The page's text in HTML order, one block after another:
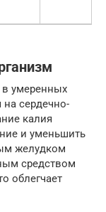
в умеренных
на сердечно-
калия
и уменьшить
желудком
средством
облегчает